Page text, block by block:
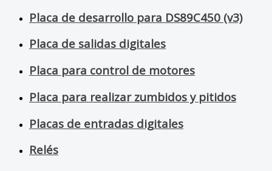
Placa de desarrollo para DS89C450 (v3)
Placa de salidas digitales
Placa para control de motores
Placa para realizar zumbidos y pitidos
Placas de entradas digitales
Relés